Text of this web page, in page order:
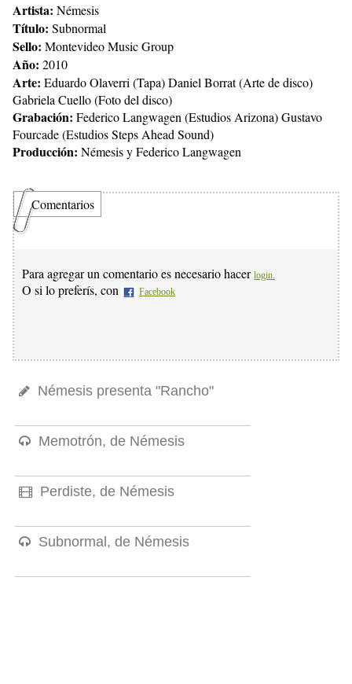
Artista: Némesis
Título: Subnormal
Sello: Montevideo Music Group
Año: 2010
Arte: Eduardo Olaverri (Tapa) Daniel Borrat (Arte de disco)
Gabriela Cuello (Foto del disco)
Grabación: Federico Langwagen (Estudios Arizona) Gustavo
Fourcade (Estudios Steps Ahead Sound)
Producción: Némesis y Federico Langwagen
Comentarios
Para agregar un comentario es necesario hacer login.
O si lo preferís, con Facebook
Némesis presenta "Rancho"
Memotrón, de Némesis
Perdiste, de Némesis
Subnormal, de Némesis